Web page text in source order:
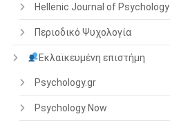
Hellenic Journal of Psychology
Περιοδικό Ψυχολογία
Εκλαϊκευμένη επιστήμη
Psychology.gr
Psychology Now